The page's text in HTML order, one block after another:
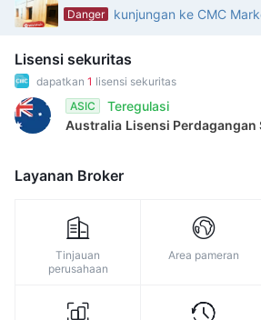
4
6
7
8
9
Danger
Lisensi sekuritas
dapatkan 1 lisensi sekuritas
ASIC
Teregulasi
Australia Lisensi Perdagangan
Layanan Broker
Tinjauan
perusahaan
Area pameran